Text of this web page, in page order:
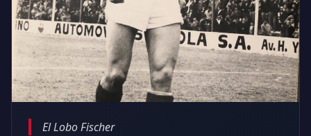
El Lobo Fischer